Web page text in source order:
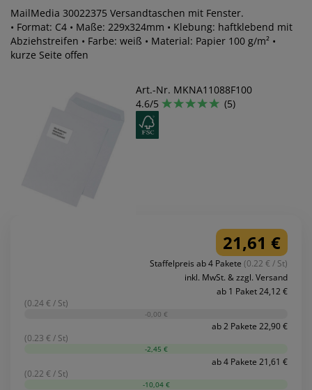
MailMedia 30022375 Versandtaschen mit Fenster.
• Format: C4 • Maße: 229x324mm • Klebung: haftklebend mit
Abziehstreifen • Farbe: weiß • Material: Papier 100 g/m² •
kurze Seite offen
Art.-Nr. MKNA11088F100
4.6/5
(5)
21,61 €
Staffelpreis ab 4 Pakete (0.22 € / St)
inkl. MwSt. & zzgl. Versand
ab 1 Paket 24,12 €
(0.24 € / St)
-0,00 €
ab 2 Pakete 22,90 €
(0.23 € / St)
-2,45 €
ab 4 Pakete 21,61 €
(0.22 € / St)
-10,04 €